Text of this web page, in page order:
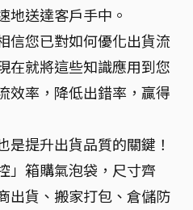
地送達客戶手中。
信您已對如何優化出貨流
在就將這些知識應用到您
效率，降低出錯率，贏得
是提升出貨品質的關鍵！
」箱購氣泡袋，尺寸齊
出貨、搬家打包、倉儲防